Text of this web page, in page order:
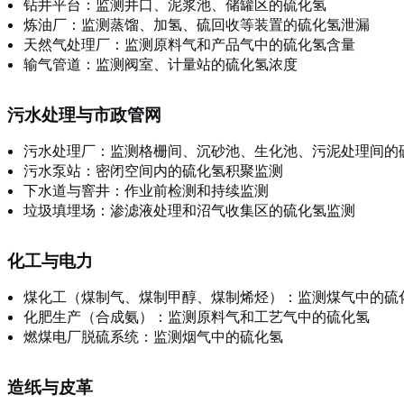
钻井平台：监测井口、泥浆池、储罐区的硫化氢
炼油厂：监测蒸馏、加氢、硫回收等装置的硫化氢泄漏
天然气处理厂：监测原料气和产品气中的硫化氢含量
输气管道：监测阀室、计量站的硫化氢浓度
污水处理与市政管网
污水处理厂：监测格栅间、沉砂池、生化池、污泥处理间的
污水泵站：密闭空间内的硫化氢积聚监测
下水道与窨井：作业前检测和持续监测
垃圾填埋场：渗滤液处理和沼气收集区的硫化氢监测
化工与电力
煤化工（煤制气、煤制甲醇、煤制烯烃）：监测煤气中的硫
化肥生产（合成氨）：监测原料气和工艺气中的硫化氢
燃煤电厂脱硫系统：监测烟气中的硫化氢
造纸与皮革